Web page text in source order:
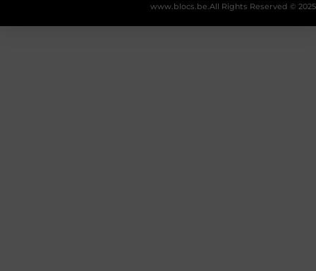
All Rights Reserved © 2025
www.blocs.be.